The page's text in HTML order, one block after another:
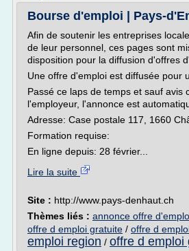
Bourse d'emploi | Pays-
Afin de soutenir les entreprises
de leur personnel, ces pages sont
disposition pour la diffusion d'offres
Une offre d'emploi est diffusée pour
Passé ce laps de temps et sauf avis
l'employeur, l'annonce est
Adresse: Case postale 117, 1660
Formation requise:
En ligne depuis: 28 février...
Lire la suite
Site : http://www.pays-denhaut.ch
Thèmes liés : annonce offre
offre d emploi gratuite / offre d
emploi region / offre d emploi